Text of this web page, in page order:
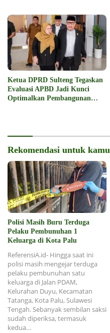
Ketua DPRD Sulteng Tegaskan
Evaluasi APBD Jadi Kunci
Optimalkan Pembangunan
Rekomendasi untuk kamu
Polisi Masih Buru Terduga
Pelaku Pembunuhan 1
Keluarga di Kota Palu
ReferensiA.id- Hingga saat ini
polisi masih mengejar terduga
pelaku pembunuhan satu
keluarga di Jalan PDAM,
Kelurahan Duyu, Kecamatan
Tatanga, Kota Palu, Sulawesi
Tengah. Sebanyak sembilan saksi
sudah diperiksa, termasuk
kedua…